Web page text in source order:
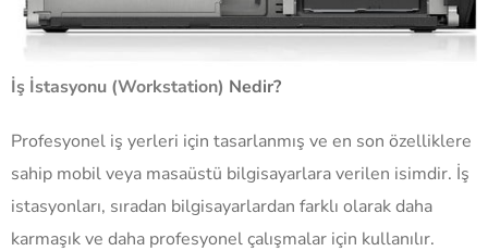
İş İstasyonu (Workstation) Nedir?
Profesyonel iş yerleri için tasarlanmış ve en son özelliklere
sahip mobil veya masaüstü bilgisayarlara verilen isimdir. İş
istasyonları, sıradan bilgisayarlardan farklı olarak daha
karmaşık ve daha profesyonel çalışmalar için kullanılır.